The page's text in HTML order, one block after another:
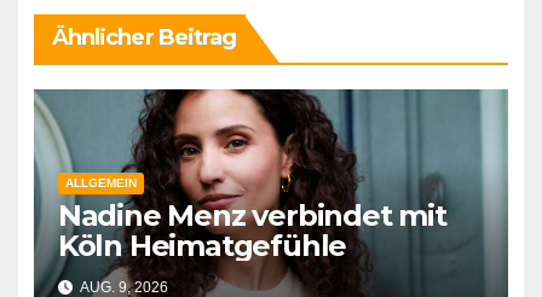
Ähnlicher Beitrag
ALLGEMEIN
Nadine Menz verbindet mit
Köln Heimatgefühle
AUG. 9, 2026